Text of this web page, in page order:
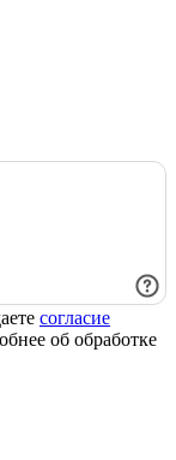
согласие
об обработке